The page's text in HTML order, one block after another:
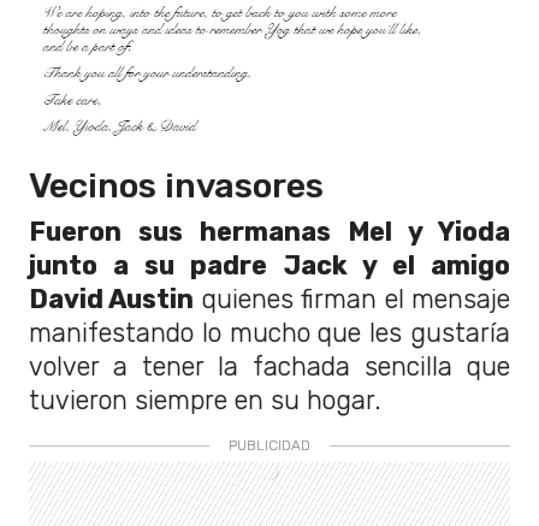
Vecinos invasores
Fueron sus hermanas Mel y Yioda
junto a su padre Jack y el amigo
David Austin quienes firman el mensaje
manifestando lo mucho que les gustaría
volver a tener la fachada sencilla que
tuvieron siempre en su hogar.